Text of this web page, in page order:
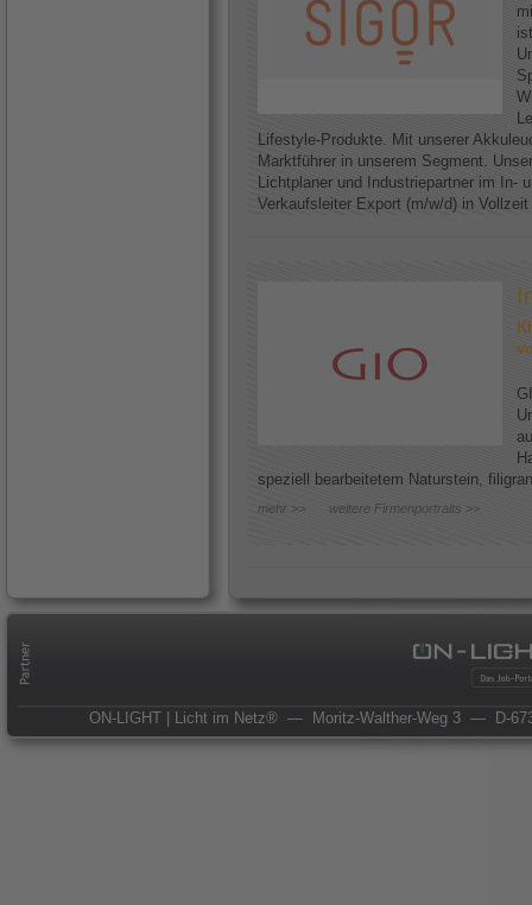
Lifestyle-Produkte. Mit unserer
Marktführer in unserem Segment.
Lichtplaner und Industriepartner im In-
Verkaufsleiter Export (m/w/d) in
speziell bearbeitetem Naturstein,
mehr >> weitere Firmenportraits >>
ON-LIGHT | Licht im Netz® — Moritz-Walther-Weg 3 — D-